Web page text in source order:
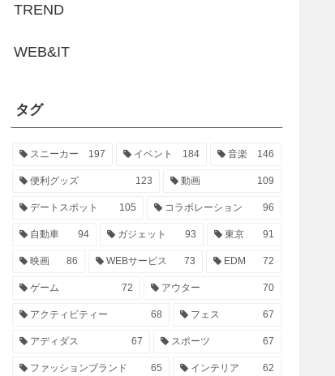
TREND
WEB&IT
タグ
スニーカー 197 イベント 184 音楽 146
便利グッズ 123 動画 109
デートスポット 105 コラボレーション 96
自動車 94 ガジェット 93 東京 91
映画 86 WEBサービス 73 EDM 72
ゲーム 72 アウター 70
アクティビティー 68 フェス 67
アディダス 67 スポーツ 67
ファッションブランド 65 インテリア 62